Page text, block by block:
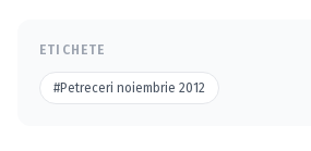
ETICHETE
#Petreceri noiembrie 2012